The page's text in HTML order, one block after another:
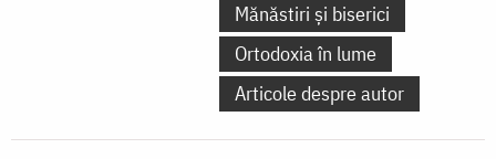
Mănăstiri și biserici
Ortodoxia în lume
Articole despre autor